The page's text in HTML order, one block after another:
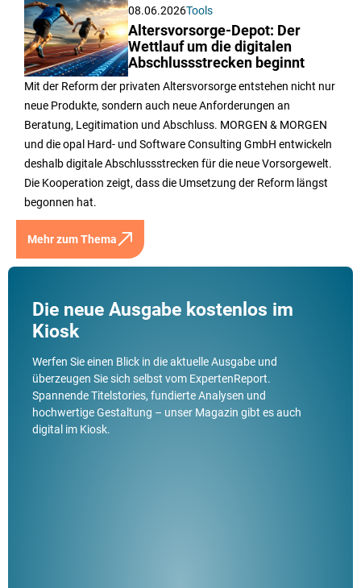
08.06.2026Tools
Altersvorsorge-Depot: Der
Wettlauf um die digitalen
Abschlussstrecken beginnt
Mit der Reform der privaten Altersvorsorge entstehen nicht nur
neue Produkte, sondern auch neue Anforderungen an
Beratung, Legitimation und Abschluss. MORGEN & MORGEN
und die opal Hard- und Software Consulting GmbH entwickeln
deshalb digitale Abschlussstrecken für die neue Vorsorgewelt.
Die Kooperation zeigt, dass die Umsetzung der Reform längst
begonnen hat.
Mehr zum Thema
Die neue Ausgabe kostenlos im
Kiosk
Werfen Sie einen Blick in die aktuelle Ausgabe und
überzeugen Sie sich selbst vom ExpertenReport.
Spannende Titelstories, fundierte Analysen und
hochwertige Gestaltung – unser Magazin gibt es auch
digital im Kiosk.